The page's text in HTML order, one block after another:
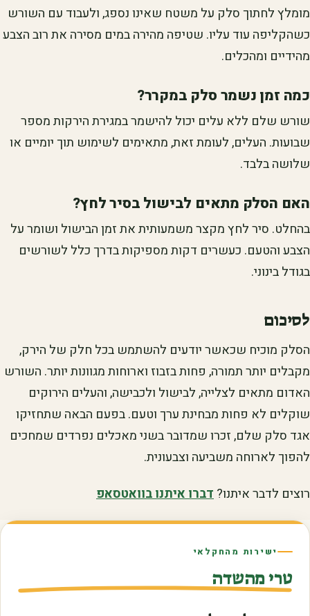
מומלץ לחתוך סלק על משטח שאינו נספג, ולעבוד עם השורש
כשהקליפה עוד עליו. שטיפה מהירה במים מסירה את רוב הצבע
מהידיים ומהכלים.
כמה זמן נשמר סלק במקרר?
שורש שלם ללא עלים יכול להישמר במגירת הירקות מספר
שבועות. העלים, לעומת זאת, מתאימים לשימוש תוך יומיים או
שלושה בלבד.
האם הסלק מתאים לבישול בסיר לחץ?
בהחלט. סיר לחץ מקצר משמעותית את זמן הבישול ושומר על
הצבע והטעם. כעשרים דקות מספיקות בדרך כלל לשורשים
בגודל בינוני.
לסיכום
הסלק מוכיח שכאשר יודעים להשתמש בכל חלק של הירק,
מקבלים יותר תמורה, פחות בזבוז וארוחות מגוונות יותר. השורש
האדום מתאים לצלייה, לבישול ולכבישה, והעלים הירוקים
שוקלים לא פחות מבחינת ערך וטעם. בפעם הבאה שתחזיקו
אגד סלק שלם, זכרו שמדובר בשני מאכלים נפרדים שמחכים
להפוך לארוחה משביעה וצבעונית.
רוצים לדבר איתנו?דברו איתנו בוואטסאפ
ישירות מהחקלאי
טרי מהשדה